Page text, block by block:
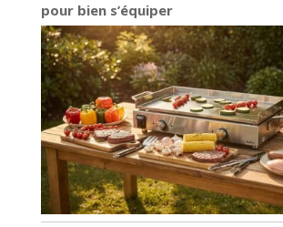
pour bien s’équiper